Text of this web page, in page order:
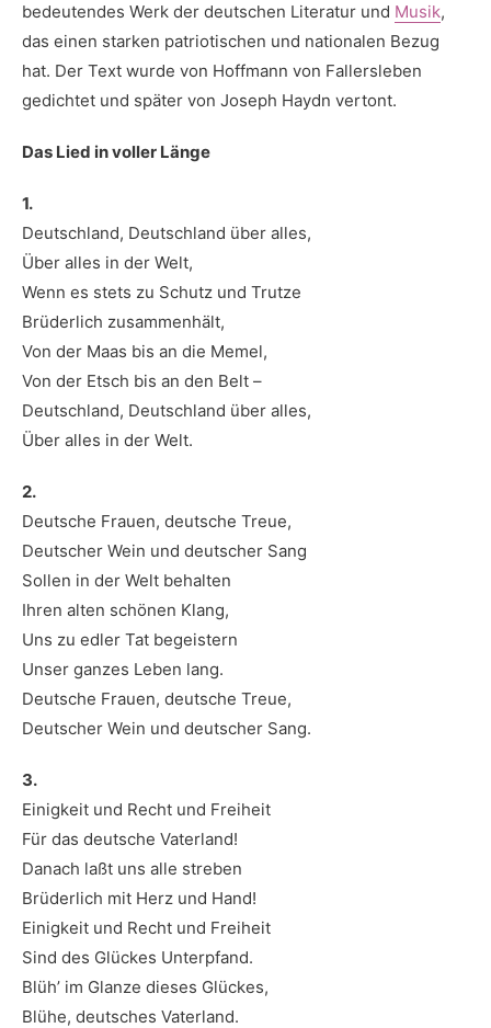
bedeutendes Werk der deutschen Literatur und⁣ Musik,
das einen starken patriotischen und nationalen⁣ Bezug
hat. ‌Der Text wurde von Hoffmann⁢ von Fallersleben
gedichtet und später von Joseph Haydn ⁤vertont.
Das Lied in voller Länge
1.
Deutschland, Deutschland über alles,
Über alles in der Welt,
Wenn es stets zu Schutz und Trutze
Brüderlich zusammenhält,
Von der Maas bis an die Memel,
Von der Etsch bis an den Belt –
Deutschland, Deutschland über alles,
Über alles in der Welt.
2.
Deutsche Frauen, deutsche Treue,
Deutscher Wein und deutscher Sang
Sollen in der Welt behalten
Ihren alten schönen Klang,
Uns zu edler Tat begeistern
Unser ganzes Leben lang.
Deutsche Frauen, deutsche Treue,
Deutscher Wein und deutscher Sang.
3.
Einigkeit und Recht und Freiheit
Für das deutsche Vaterland!
Danach laßt uns alle streben
Brüderlich mit Herz und Hand!
Einigkeit und Recht und Freiheit
Sind des Glückes Unterpfand.
Blüh’ im Glanze dieses Glückes,
Blühe, deutsches Vaterland.